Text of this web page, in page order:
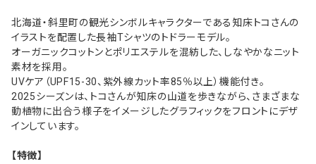
北海道・斜里町の観光シンボルキャラクターである知床トコさんの
イラストを配置した長袖Tシャツのトドラーモデル。
オーガニックコットンとポリエステルを混紡した、しなやかなニット
素材を採用。
UVケア（UPF15-30、紫外線カット率85％以上）機能付き。
2025シーズンは、トコさんが知床の山道を歩きながら、さまざまな
動植物に出合う様子をイメージしたグラフィックをフロントにデザ
インしています。
【特徴】